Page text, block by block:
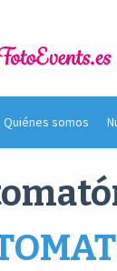
Quiénes somos